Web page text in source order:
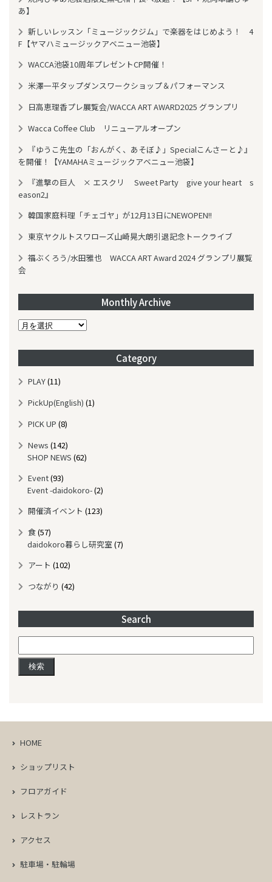
あ】
新しいレッスン「ミュージックジム」で楽器をはじめよう！ 4
F【ヤマハミュージックアベニュー池袋】
WACCA池袋10周年プレゼントCP開催！
米澤一平タップダンスワークショップ＆パフォーマンス
日高恵理香プレ展覧会/WACCA ART AWARD2025 グランプリ
Wacca Coffee Club リニューアルオープン
『ゆうこ先生の「おんがく、あそぼ♪」Specialこんさーと♪』
を開催！【YAMAHAミュージックアベニュー池袋】
『進撃の巨人 × エスクリ Sweet Party give your heart s
eason2』
韓国家庭料理「チェゴヤ」が12月13日にNEWOPEN!!
東京ヤクルトスワローズ山崎晃大朗引退記念トークライブ
福ぶくろう/水田雅也 WACCA ART Award 2024 グランプリ展覧
会
Monthly Archive
M
n
l
y
A
r
h
e
Category
PLAY(11)
PickUp(English) (1)
PICK UP (8)
News (142)
SHOP NEWS (62)
Event(93)
Event -daidokoro-(2)
開催済イベント (123)
食(57)
daidokoro暮らし研究室(7)
アート (102)
つながり (42)
Search
索:
HOME
ショップリスト
フロアガイド
レストラン
アクセス
駐車場・駐輪場